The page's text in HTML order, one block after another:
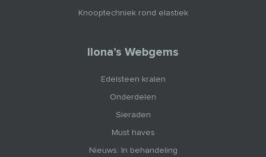
Knooptechniek rond elastiek
Ilona’s Webgems
Edelsteen kralen
Onderdelen
Sieraden
Must haves
Nieuws: In behandeling